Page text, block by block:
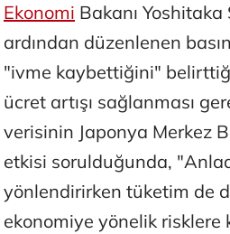
Ekonomi Bakanı Yoshitaka
ardından düzenlenen
"ivme kaybettiğini"
ücret artışı sağlanması
verisinin Japonya Merkez
etkisi sorulduğunda,
yönlendirirken tüketim de
ekonomiye yönelik risklere
Tunca
Ali Eyüboğlu